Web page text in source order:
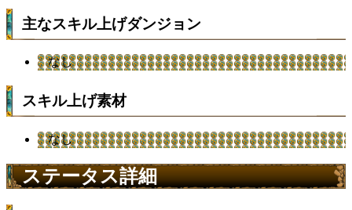
主なスキル上げダンジョン
なし
スキル上げ素材
なし
ステータス詳細